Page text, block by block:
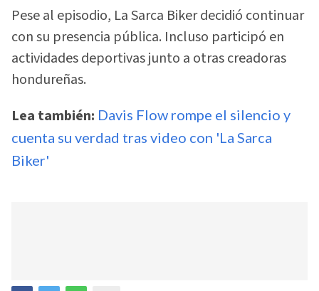
Pese al episodio, La Sarca Biker decidió continuar
con su presencia pública. Incluso participó en
actividades deportivas junto a otras creadoras
hondureñas.
Lea también: Davis Flow rompe el silencio y
cuenta su verdad tras video con 'La Sarca
Biker'